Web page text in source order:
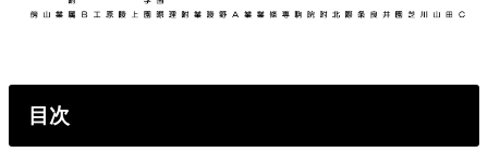
目次